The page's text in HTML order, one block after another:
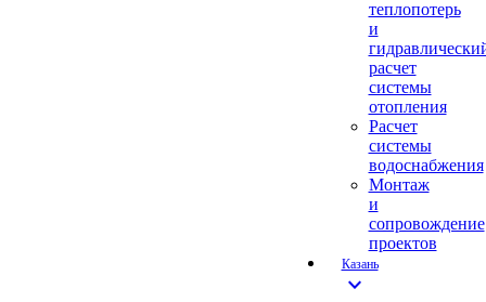
теплопотерь
и
расчет
системы
отопления
Расчет
системы
водоснабжения
Монтаж
и
сопровождение
проектов
Казань
expand_more